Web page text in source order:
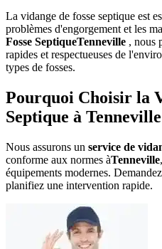
La vidange de fosse septique est
problèmes d'engorgement et les
Fosse SeptiqueTenneville , nous
rapides et respectueuses de
types de fosses.
Pourquoi Choisir la
Septique à
Nous assurons un service de
conforme aux normes àTenneville
équipements modernes.
planifiez une intervention rapide.